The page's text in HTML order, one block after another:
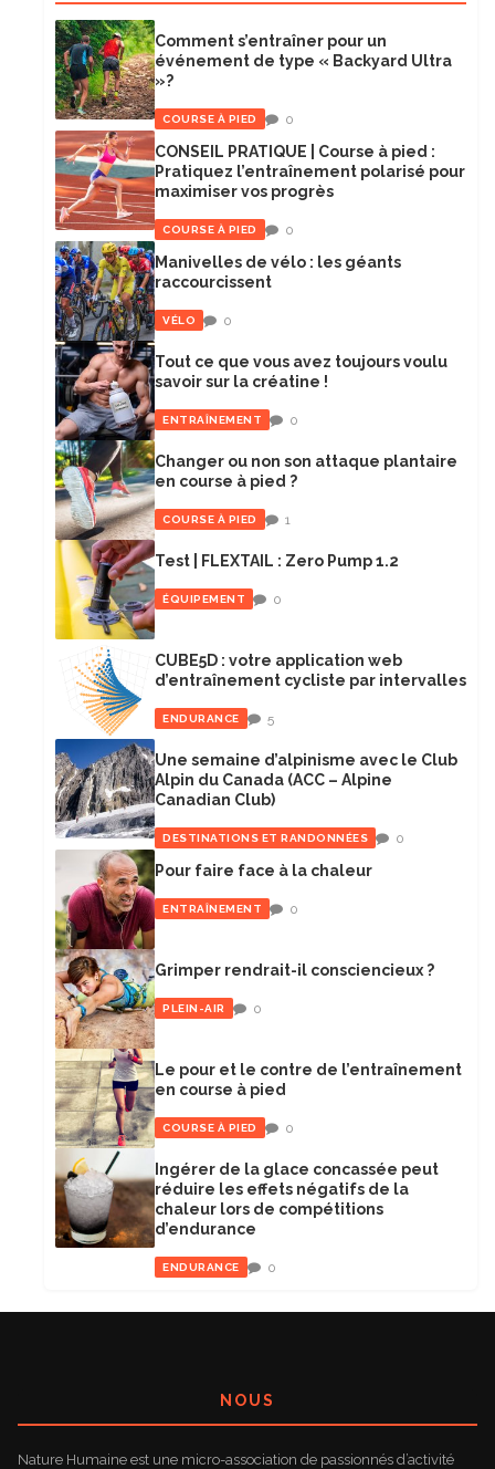
Comment s’entraîner pour un
événement de type « Backyard Ultra
»?
COURSE À PIED 0
CONSEIL PRATIQUE | Course à pied :
Pratiquez l’entraînement polarisé pour
maximiser vos progrès
COURSE À PIED 0
Manivelles de vélo : les géants
raccourcissent
VÉLO 0
Tout ce que vous avez toujours voulu
savoir sur la créatine !
ENTRAÎNEMENT 0
Changer ou non son attaque plantaire
en course à pied ?
COURSE À PIED 1
Test | FLEXTAIL : Zero Pump 1.2
ÉQUIPEMENT 0
CUBE5D : votre application web
d’entraînement cycliste par intervalles
ENDURANCE 5
Une semaine d’alpinisme avec le Club
Alpin du Canada (ACC – Alpine
Canadian Club)
DESTINATIONS ET RANDONNÉES 0
Pour faire face à la chaleur
ENTRAÎNEMENT 0
Grimper rendrait-il consciencieux ?
PLEIN-AIR 0
Le pour et le contre de l’entraînement
en course à pied
COURSE À PIED 0
Ingérer de la glace concassée peut
réduire les effets négatifs de la
chaleur lors de compétitions
d’endurance
ENDURANCE 0
NOUS
Nature Humaine est une micro-association de passionnés d’activité